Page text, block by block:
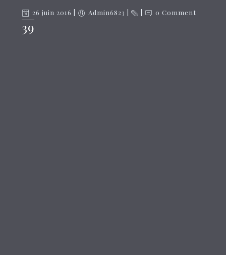
26 juin 2016 Admin6823 0 Comment
39